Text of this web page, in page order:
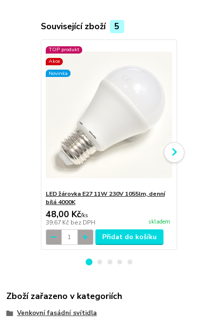
Související zboží 5
TOP produkt
Akce
Novinka
LED žárovka E27 11W 230V 1055lm, denní
bílá 4000K
48,00 Kč/ks
39,67 Kč bez DPH skladem
Přidat do košíku
Zboží zařazeno v kategoriích
Venkovní fasádní svítidla